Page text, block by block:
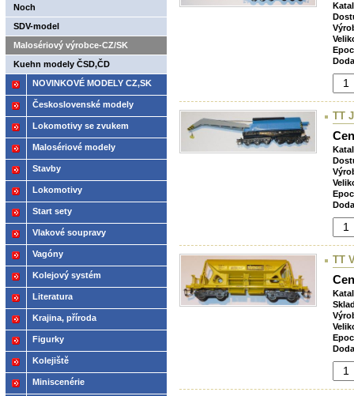
TT
TT
Noch
SDV-model
Malosériový výrobce-CZ/SK
Kuehn modely ČSD,ČD
NOVINKOVÉ MODELY CZ,SK
2021
Československé modely
ČSD,ČD
Lokomotivy se zvukem
Malosériové modely
Stavby
Lokomotivy
Start sety
Vlakové soupravy
Vagóny
Kolejový systém
Literatura
Krajina, příroda
Figurky
Kolejiště
Miniscenérie